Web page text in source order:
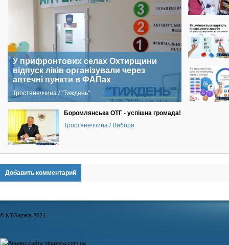
У прифронтових селах Охтирщини
відпуск ліків організували через
аптечні пункти в ФАПах
Тростянеччина / "Тиждень"
Боромлянська ОТГ - успішна громада!
Тростянеччина / Вибори
Добавить комментарий
© NTGazeta 2021